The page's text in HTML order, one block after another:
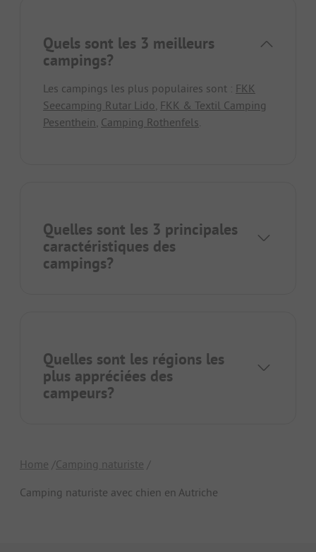
Quels sont les 3 meilleurs
campings?
Les campings les plus populaires sont : FKK
Seecamping Rutar Lido, FKK & Textil Camping
Pesenthein, Camping Rothenfels.
Quelles sont les 3 principales
caractéristiques des
campings?
Quelles sont les régions les
plus appréciées des
campeurs?
Home Camping naturiste
Camping naturiste avec chien en Autriche